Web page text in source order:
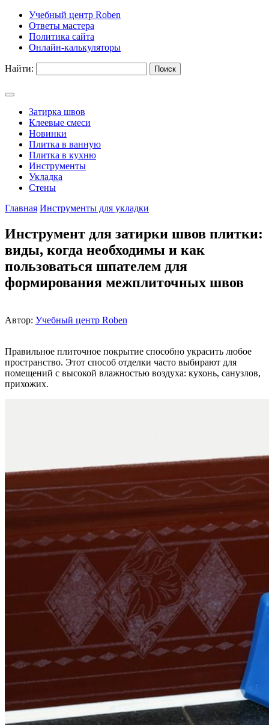
Учебный центр Roben
Ответы мастера
Политика сайта
Онлайн-калькуляторы
Найти:
Затирка швов
Клеевые смеси
Новинки
Плитка в ванную
Плитка в кухню
Инструменты
Укладка
Стены
Главная Инструменты для укладки
Инструмент для затирки швов плитки:
виды, когда необходимы и как
пользоваться шпателем для
формирования межплиточных швов
Автор: Учебный центр Roben
Правильное плиточное покрытие способно украсить любое
пространство. Этот способ отделки часто выбирают для
помещений с высокой влажностью воздуха: кухонь, санузлов,
прихожих.